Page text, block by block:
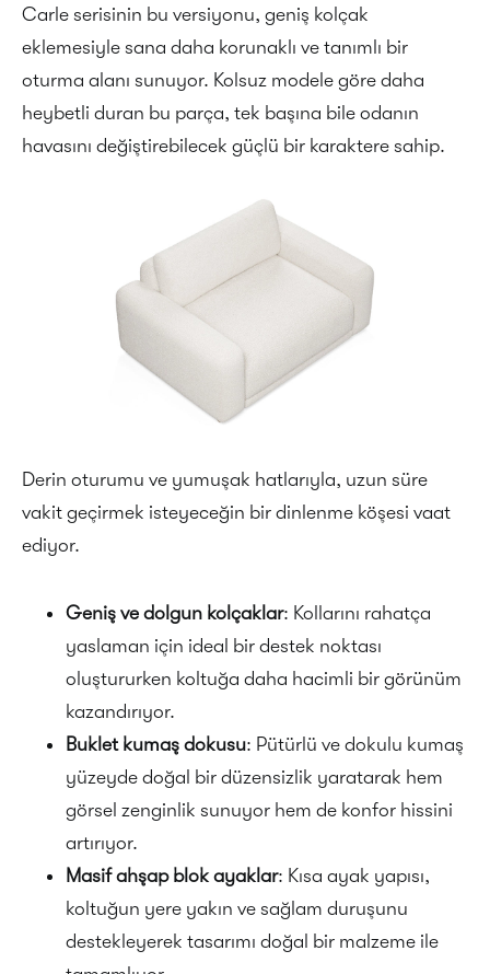
Carle serisinin bu versiyonu, geniş kolçak
eklemesiyle sana daha korunaklı ve tanımlı bir
oturma alanı sunuyor. Kolsuz modele göre daha
heybetli duran bu parça, tek başına bile odanın
havasını değiştirebilecek güçlü bir karaktere sahip.
Derin oturumu ve yumuşak hatlarıyla, uzun süre
vakit geçirmek isteyeceğin bir dinlenme köşesi vaat
ediyor.
Geniş ve dolgun kolçaklar: Kollarını rahatça
yaslaman için ideal bir destek noktası
oluştururken koltuğa daha hacimli bir görünüm
kazandırıyor.
Buklet kumaş dokusu: Pütürlü ve dokulu kumaş
yüzeyde doğal bir düzensizlik yaratarak hem
görsel zenginlik sunuyor hem de konfor hissini
artırıyor.
Masif ahşap blok ayaklar: Kısa ayak yapısı,
koltuğun yere yakın ve sağlam duruşunu
destekleyerek tasarımı doğal bir malzeme ile